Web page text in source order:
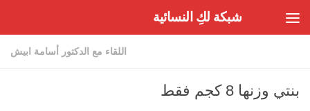
شبكة لكِ النسائية
اللقاء مع الدكتور أسامة ابيش
بنتي وزنها 8 كجم فقط